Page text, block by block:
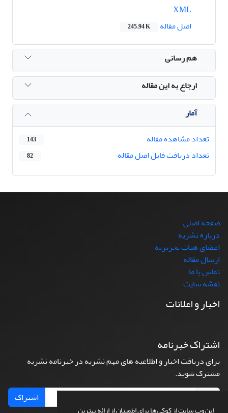
این وب سایت از کوکی ها برای اطمینان از ارائه بهترین
اصل مقاله
245.94 K
هم رسانی
ارجاع به این مقاله
آمار
تعداد مشاهده مقاله
143
تعداد دریافت فایل اصل مقاله 82
صفحه اصلی
درباره نشریه
اعضای هیات تحریریه
ارسال مقاله
تماس با ما
نقشه سایت
اخبار و اعلانات
اشتراک خبرنامه
برای دریافت اخبار و اطلاعیه های مهم نشریه در خبرنامه نشریه
مشترک شوید.
اشتراک